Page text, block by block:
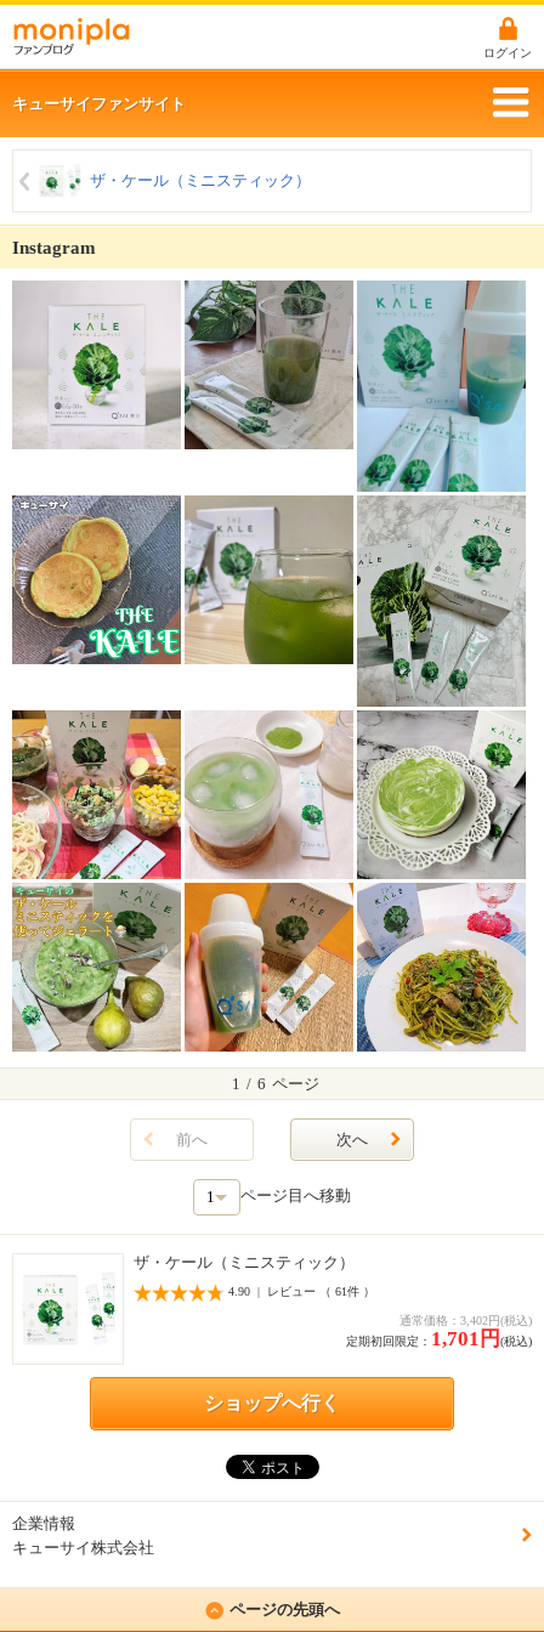
ログイン
キューサイファンサイト
ザ・ケール（ミニスティック）
Instagram
1 / 6 ページ
前へ 次へ
ページ目へ移動
ザ・ケール（ミニスティック）
4.90 | レビュー （ 61件 ）
通常価格：3,402円(税込)
定期初回限定： 1,701円 (税込)
ショップへ行く
企業情報
キューサイ株式会社
ページの先頭へ